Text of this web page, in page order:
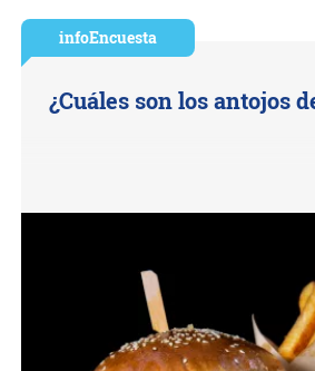
infoEncuesta
¿Cuáles son los antojos